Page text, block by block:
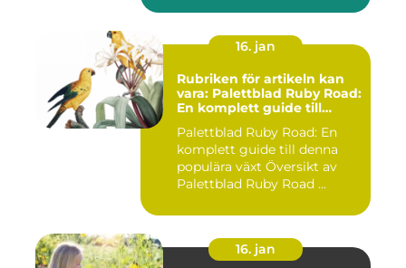
16. jan
Rubriken för artikeln kan
vara: Palettblad Ruby Road:
En komplett guide till
Palettblad Ruby Road: En
komplett guide till denna
populära växt Översikt av
Palettblad Ruby Road ...
16. jan